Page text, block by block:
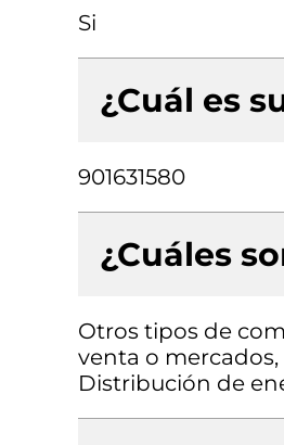
Si
¿Cuál es
901631580
¿Cuáles
Otros tipos de
venta o
Distribución de